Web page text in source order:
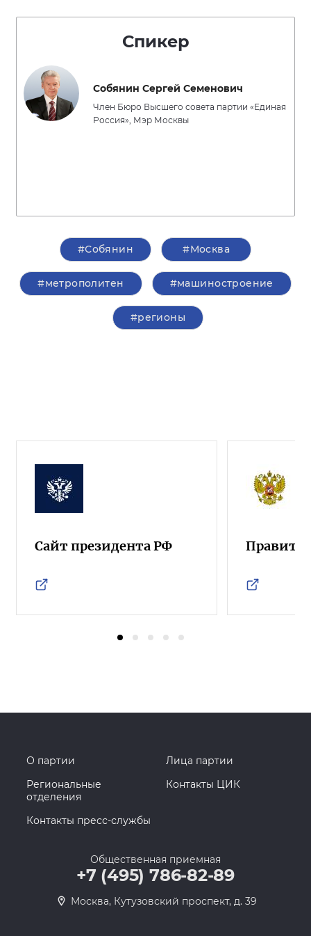
Спикер
Собянин Сергей Семенович
Член Бюро Высшего совета партии «Единая
Россия», Мэр Москвы
#Собянин #Москва
#метрополитен #машиностроение
#регионы
Сайт президента РФ
О партии
Лица партии
Региональные
отделения
Контакты ЦИК
Контакты пресс-службы
Общественная приемная
+7 (495) 786-82-89
Москва, Кутузовский проспект, д. 39